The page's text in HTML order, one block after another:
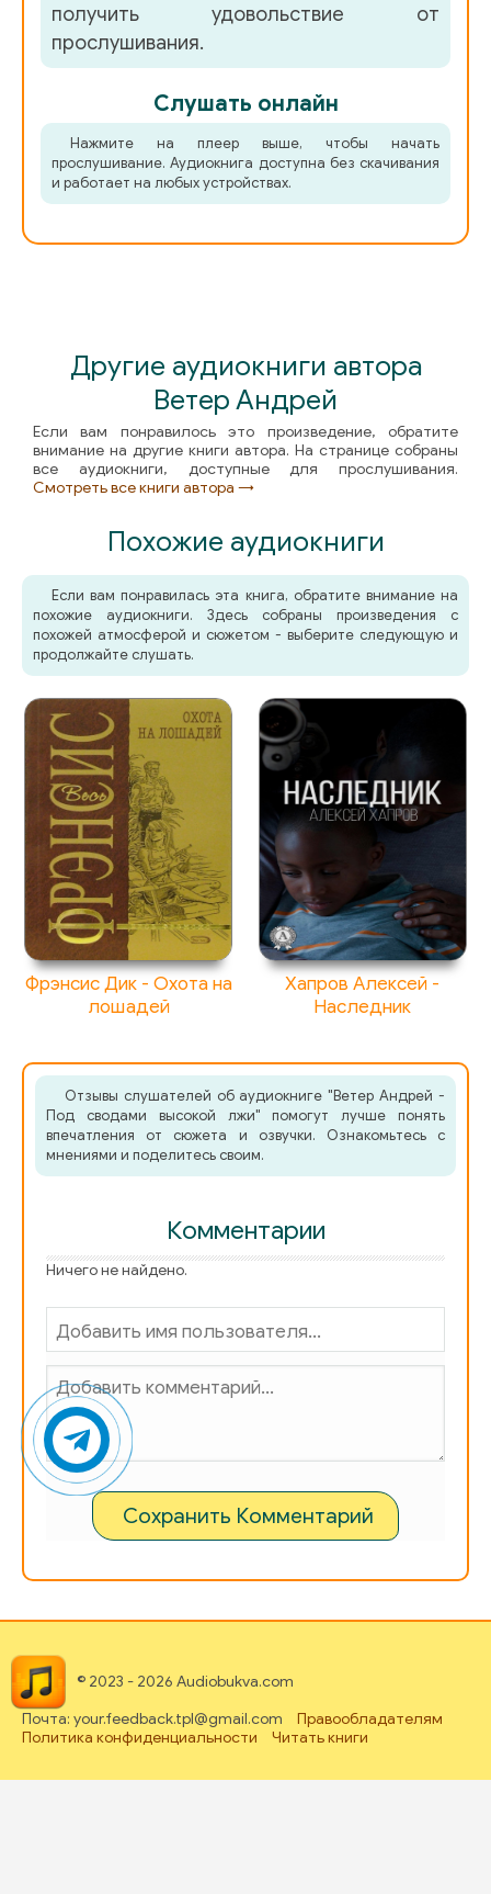
получить удовольствие от
прослушивания.
Слушать онлайн
Нажмите на плеер выше, чтобы начать
прослушивание. Аудиокнига доступна без скачивания
и работает на любых устройствах.
Другие аудиокниги автора
Ветер Андрей
Если вам понравилось это произведение, обратите
внимание на другие книги автора. На странице собраны
все аудиокниги, доступные для прослушивания.
Смотреть все книги автора →
Похожие аудиокниги
Если вам понравилась эта книга, обратите внимание на
похожие аудиокниги. Здесь собраны произведения с
похожей атмосферой и сюжетом - выберите следующую и
продолжайте слушать.
Фрэнсис Дик - Охота на
лошадей
Хапров Алексей -
Наследник
Отзывы слушателей об аудиокниге "Ветер Андрей -
Под сводами высокой лжи" помогут лучше понять
впечатления от сюжета и озвучки. Ознакомьтесь с
мнениями и поделитесь своим.
Комментарии
Ничего не найдено.
Сохранить Комментарий
© 2023 - 2026 Audiobukva.com
Почта: your.feedback.tpl@gmail.com
Правообладателям
Политика конфиденциальности
Читать книги